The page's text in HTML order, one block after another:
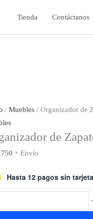
Tienda Contáctanos
/ Muebles / Organizador de
de
+ Envío
Hasta 12 pagos sin tarjeta